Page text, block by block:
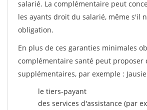
salarié. La complémentaire peut
les ayants droit du salarié, même s'il
obligation.
En plus de ces garanties minimales
complémentaire santé peut proposer
supplémentaires, par exemple :
le tiers-payant
des services d'assistance (par